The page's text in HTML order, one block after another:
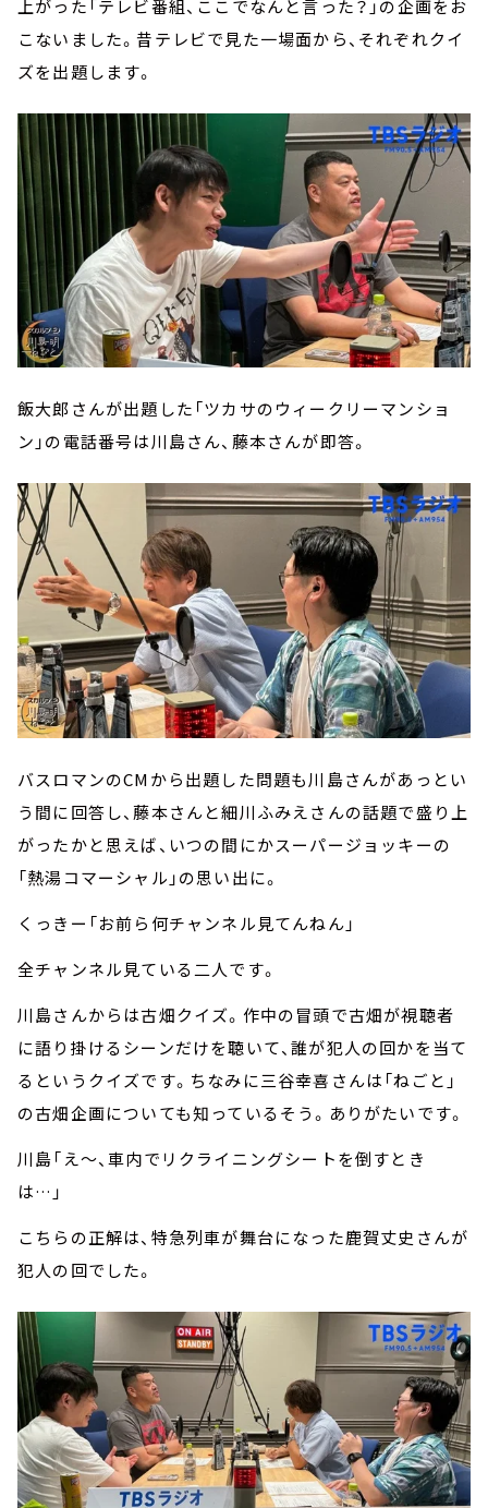
上がった「テレビ番組、ここでなんと言った？」の企画をお
こないました。昔テレビで見た一場面から、それぞれクイ
ズを出題します。
飯大郎さんが出題した「ツカサのウィークリーマンショ
ン」の電話番号は川島さん、藤本さんが即答。
バスロマンのCMから出題した問題も川島さんがあっとい
う間に回答し、藤本さんと細川ふみえさんの話題で盛り上
がったかと思えば、いつの間にかスーパージョッキーの
「熱湯コマーシャル」の思い出に。
くっきー「お前ら何チャンネル見てんねん」
全チャンネル見ている二人です。
川島さんからは古畑クイズ。作中の冒頭で古畑が視聴者
に語り掛けるシーンだけを聴いて、誰が犯人の回かを当て
るというクイズです。ちなみに三谷幸喜さんは「ねごと」
の古畑企画についても知っているそう。ありがたいです。
川島「え～、車内でリクライニングシートを倒すとき
は…」
こちらの正解は、特急列車が舞台になった鹿賀丈史さんが
犯人の回でした。